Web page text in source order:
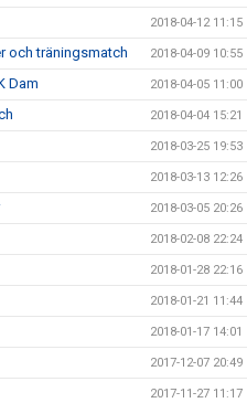
2018-04-12 11:15
och träningsmatch 2018-04-09 10:55
Dam 2018-04-05 11:00
2018-04-04 15:21
2018-03-25 19:53
2018-03-13 12:26
2018-03-05 20:26
2018-02-08 22:24
2018-01-28 22:16
2018-01-21 11:44
2018-01-17 14:01
2017-12-07 20:49
2017-11-27 11:17